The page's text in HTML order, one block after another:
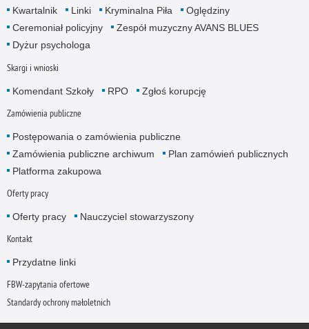
Kwartalnik
Linki Kryminalna Piła
Oględziny
Ceremoniał policyjny
Zespół muzyczny AVANS BLUES
Dyżur psychologa
Skargi i wnioski
Komendant Szkoły RPO Zgłoś korupcję
Zamówienia publiczne
Postępowania o zamówienia publiczne
Zamówienia publiczne archiwum
Plan zamówień publicznych
Platforma zakupowa
Oferty pracy
Oferty pracy Nauczyciel stowarzyszony
Kontakt
Przydatne linki
FBW-zapytania ofertowe
Standardy ochrony małoletnich